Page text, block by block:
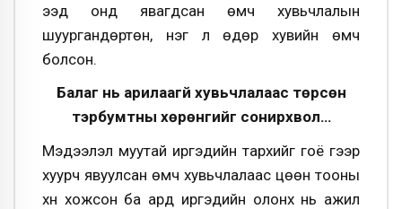
ээд онд явагдсан өмч хувьчлалын
шуургандөртөн, нэг л өдөр хувийн өмч
болсон.
Балаг нь арилаагүй хувьчлалаас төрсөн
тэрбумтны хөрөнгийг сонирхвол…
Мэдээлэл муутай иргэдийн тархийг гоё үгээр
хуурч явуулсан өмч хувьчлалаас цөөн тооны
хүн хожсон ба ард иргэдийн олонх нь ажил